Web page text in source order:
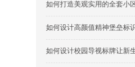
如何打造美观实用的全套小
如何设计高颜值精神堡垒标
如何设计校园导视标牌让新